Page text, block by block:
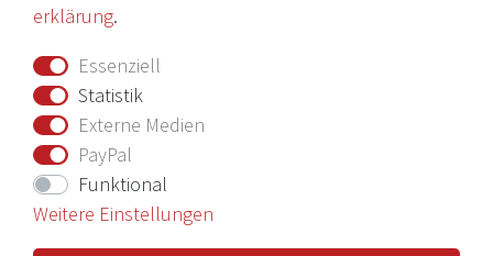
Widerrufs­recht
Vertrag widerrufen
Nichts verpassen mit unserem Newsletter
Hiermit bestätige ich, dass ich dieDaten­schutz­erklärunggelesen
erklärung.
Essenziell
Statistik
Externe Medien
PayPal
Funktional
Weitere Einstellungen